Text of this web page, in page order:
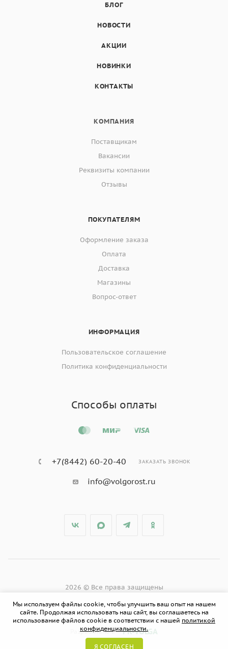
БЛОГ
НОВОСТИ
АКЦИИ
НОВИНКИ
КОНТАКТЫ
КОМПАНИЯ
Поставщикам
Вакансии
Реквизиты компании
Отзывы
ПОКУПАТЕЛЯМ
Оформление заказа
Оплата
Доставка
Магазины
Вопрос-ответ
ИНФОРМАЦИЯ
Пользовательское соглашение
Политика конфиденциальности
Способы оплаты
+7(8442) 60-20-40 ЗАКАЗАТЬ ЗВОНОК
info@volgorost.ru
2026 © Все права защищены
Разработано в PR-VOLGA
Мы используем файлы cookie, чтобы улучшить ваш опыт на нашем
сайте. Продолжая использовать наш сайт, вы соглашаетесь на
использование файлов cookie в соответствии с нашей политикой
конфиденциальности.
Я СОГЛАСЕН